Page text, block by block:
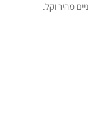
מהיר וקל.